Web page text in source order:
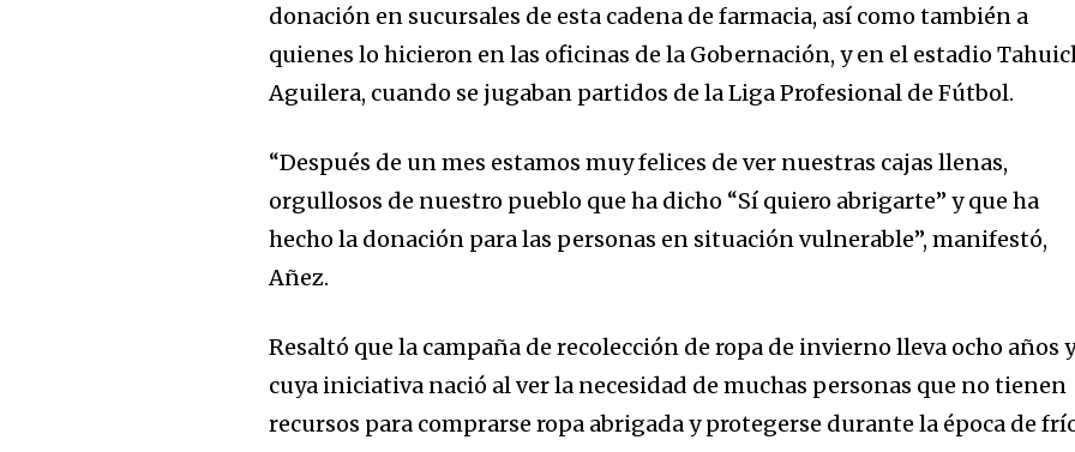
Join our community of
SUBSCRIBERS and be part
donación en sucursales de esta cadena de farmacia, así como también a
quienes lo hicieron en las oficinas de la Gobernación, y en el estadio
Aguilera, cuando se jugaban partidos de la Liga Profesional de Fútbol.
“Después de un mes estamos muy felices de ver nuestras cajas llenas,
orgullosos de nuestro pueblo que ha dicho “Sí quiero abrigarte” y que ha
hecho la donación para las personas en situación vulnerable”, manifestó,
Añez.
Resaltó que la campaña de recolección de ropa de invierno lleva ocho años
cuya iniciativa nació al ver la necesidad de muchas personas que no tienen
recursos para comprarse ropa abrigada y protegerse durante la época de